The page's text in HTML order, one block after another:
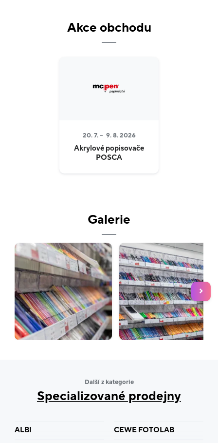
V tuzemsku netradiční koncept prezentace výrobků
Akce obchodu
20. 7. – 9. 8. 2026
Akrylové popisovače
POSCA
Galerie
Další z kategorie
Specializované prodejny
ALBI
CEWE FOTOLAB